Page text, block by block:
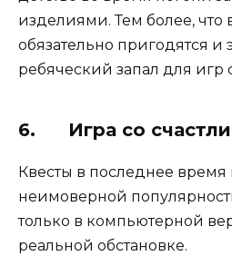
изделиями. Тем более, что
обязательно пригодятся
ребяческий запал для
6. Игра со
Квесты в последнее время
неимоверной
только в компьютерной
реальной обстановке.